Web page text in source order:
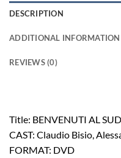
DESCRIPTION
ADDITIONAL INFORMATION
REVIEWS (0)
Title: BENVENUTI AL SUD
CAST: Claudio Bisio,
FORMAT: DVD